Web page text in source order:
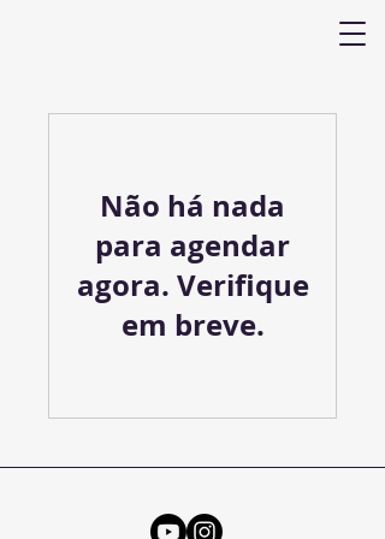
Não há nada
para agendar
agora. Verifique
em breve.